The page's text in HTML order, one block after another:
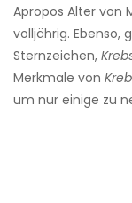
Apropos Alter von
volljährig. Ebenso,
Sternzeichen,
Merkmale von
um nur einige zu